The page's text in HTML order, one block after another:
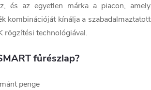
és az egyetlen márka a piacon, amely
kombinációját kínálja a szabadalmaztatott
rögzítési technológiával.
fűrészlap?
penge